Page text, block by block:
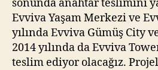
sonunda anahtar teslimini
Evviva Yaşam Merkezi ve
yılında Evviva Gümüş City
2014 yılında da Evviva
teslim ediyor olacağız.